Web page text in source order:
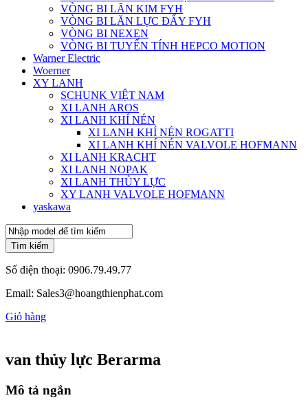
VÒNG BI LĂN KIM FYH
VÒNG BI LĂN LỰC ĐẨY FYH
VÒNG BI NEXEN
VÒNG BI TUYẾN TÍNH HEPCO MOTION
Warner Electric
Woerner
XY LANH
SCHUNK VIỆT NAM
XI LANH AROS
XI LANH KHÍ NÉN
XI LANH KHÍ NÉN ROGATTI
XI LANH KHÍ NÉN VALVOLE HOFMANN
XI LANH KRACHT
XI LANH NOPAK
XI LANH THỦY LỰC
XY LANH VALVOLE HOFMANN
yaskawa
Tìm kiếm
Số điện thoại: 0906.79.49.77
Email: Sales3@hoangthienphat.com
Giỏ hàng
van thủy lực Berarma
Mô tả ngắn